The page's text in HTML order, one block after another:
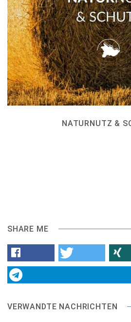
NATURNUTZ &
SHARE ME
VERWANDTE NACHRICHTEN